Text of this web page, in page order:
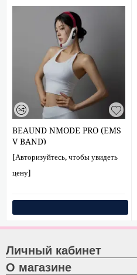
BEAUND NMODE PRO (EMS
V BAND)
[Авторизуйтесь, чтобы увидеть
цену]
Личный кабинет
О магазине